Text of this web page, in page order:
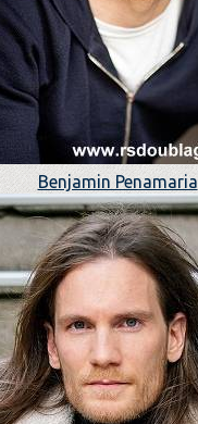
Benjamin Penamaria